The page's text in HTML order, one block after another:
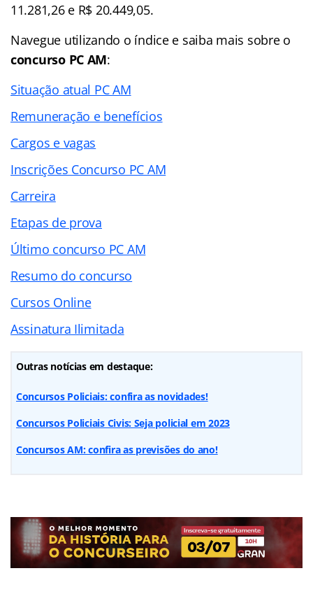
11.281,26 e R$ 20.449,05.
Navegue utilizando o índice e saiba mais sobre o
concurso PC AM:
Situação atual PC AM
Remuneração e benefícios
Cargos e vagas
Inscrições Concurso PC AM
Carreira
Etapas de prova
Último concurso PC AM
Resumo do concurso
Cursos Online
Assinatura Ilimitada
Outras notícias em destaque:
Concursos Policiais: confira as novidades!
Concursos Policiais Civis: Seja policial em 2023
Concursos AM: confira as previsões do ano!